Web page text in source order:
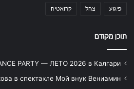
פיגוע צהל קרואטיה
תוכן מקודם
PARTY — ЛЕТО 2026 в Калгари
в спектакле Мой внук Вениамин